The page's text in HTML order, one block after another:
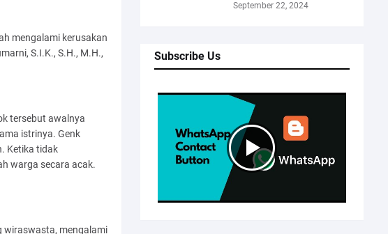
mengalami kerusakan
S.I.K., S.H., M.H.,
tersebut awalnya
istrinya. Genk
Ketika tidak
warga secara acak.
wiraswasta, mengalami
September 22, 2024
Subscribe Us